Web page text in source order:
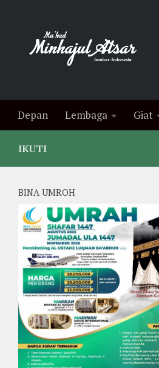
Depan Lembaga Giat
IKUTI
BINA UMROH